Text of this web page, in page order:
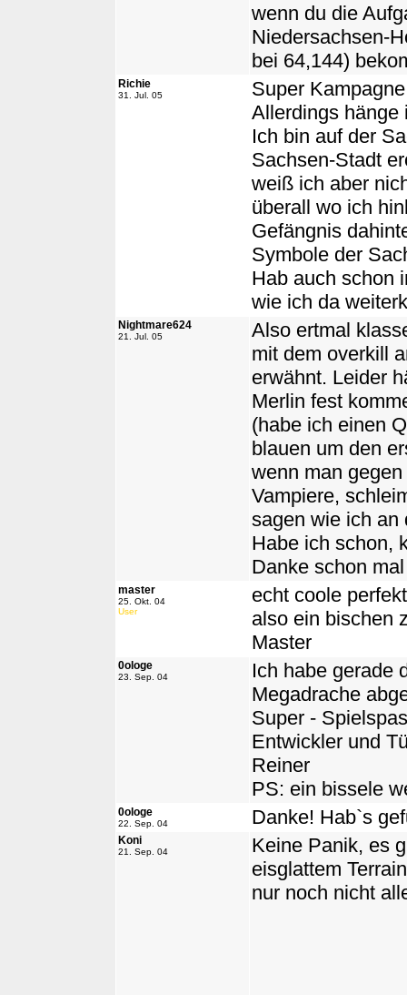
wenn du die
Niedersachsen-
bei 64,144)
Richie
31. Jul. 05
Super
Allerdings hänge
Ich bin auf der
Sachsen-Stadt
weiß ich aber
überall wo ich
Gefängnis
Symbole der
Hab auch schon
wie ich da
Nightmare624
21. Jul. 05
Also ertmal
mit dem overkill
erwähnt. Leider
Merlin fest
(habe ich einen
blauen um den
wenn man
Vampiere,
sagen wie ich an
Habe ich schon,
Danke schon
master
25. Okt. 04
User
echt coole
also ein bischen
Master
0ologe
23. Sep. 04
Ich habe gerade
Megadrache
Super -
Entwickler und
Reiner
PS: ein bissele
0ologe
22. Sep. 04 Danke! Hab`s
Koni
21. Sep. 04
Keine Panik, es
eisglattem
nur noch nicht